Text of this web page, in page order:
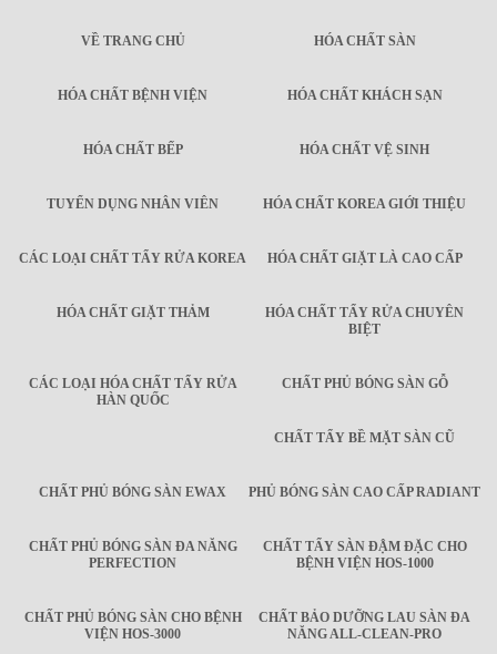
VỀ TRANG CHỦ HÓA CHẤT SÀN
HÓA CHẤT BỆNH VIỆN HÓA CHẤT KHÁCH SẠN
HÓA CHẤT BẾP HÓA CHẤT VỆ SINH
TUYỂN DỤNG NHÂN VIÊN HÓA CHẤT KOREA GIỚI THIỆU
CÁC LOẠI CHẤT TẨY RỬA KOREA HÓA CHẤT GIẶT LÀ CAO CẤP
HÓA CHẤT GIẶT THẢM
HÓA CHẤT TẨY RỬA CHUYÊN
BIỆT
CÁC LOẠI HÓA CHẤT TẨY RỬA
HÀN QUỐC
CHẤT PHỦ BÓNG SÀN GỖ
CHẤT TẨY BỀ MẶT SÀN CŨ
CHẤT PHỦ BÓNG SÀN EWAX PHỦ BÓNG SÀN CAO CẤP RADIANT
CHẤT PHỦ BÓNG SÀN ĐA NĂNG
PERFECTION
CHẤT TẨY SÀN ĐẬM ĐẶC CHO
BỆNH VIỆN HOS-1000
CHẤT PHỦ BÓNG SÀN CHO BỆNH
VIỆN HOS-3000
CHẤT BẢO DƯỠNG LAU SÀN ĐA
NĂNG ALL-CLEAN-PRO